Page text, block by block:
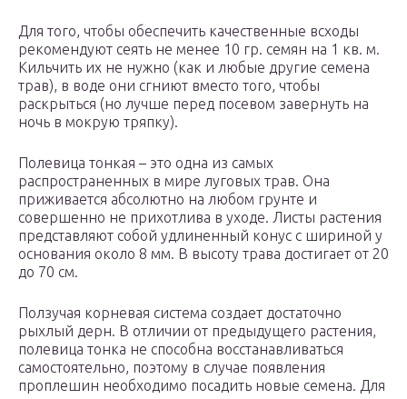
Для того, чтобы обеспечить качественные всходы
рекомендуют сеять не менее 10 гр. семян на 1 кв. м.
Кильчить их не нужно (как и любые другие семена
трав), в воде они сгниют вместо того, чтобы
раскрыться (но лучше перед посевом завернуть на
ночь в мокрую тряпку).
Полевица тонкая – это одна из самых
распространенных в мире луговых трав. Она
приживается абсолютно на любом грунте и
совершенно не прихотлива в уходе. Листы растения
представляют собой удлиненный конус с шириной у
основания около 8 мм. В высоту трава достигает от 20
до 70 см.
Ползучая корневая система создает достаточно
рыхлый дерн. В отличии от предыдущего растения,
полевица тонка не способна восстанавливаться
самостоятельно, поэтому в случае появления
проплешин необходимо посадить новые семена. Для